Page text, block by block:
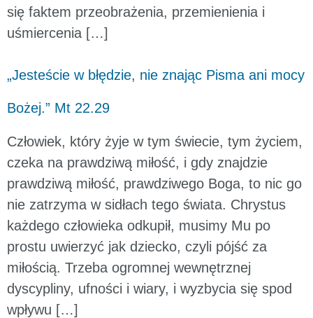
się faktem przeobrażenia, przemienienia i
uśmiercenia […]
„Jesteście w błędzie, nie znając Pisma ani mocy
Bożej.” Mt 22.29
Człowiek, który żyje w tym świecie, tym życiem,
czeka na prawdziwą miłość, i gdy znajdzie
prawdziwą miłość, prawdziwego Boga, to nic go
nie zatrzyma w sidłach tego świata. Chrystus
każdego człowieka odkupił, musimy Mu po
prostu uwierzyć jak dziecko, czyli pójść za
miłością. Trzeba ogromnej wewnętrznej
dyscypliny, ufności i wiary, i wyzbycia się spod
wpływu […]